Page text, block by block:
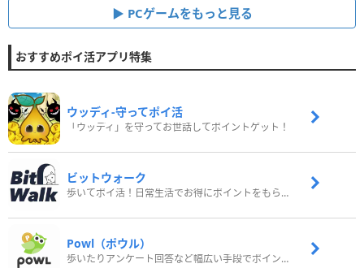
PCゲームをもっと見る
おすすめポイ活アプリ特集
ウッディ‐守ってポイ活
「ウッディ」を守ってお世話してポイントゲット！
ビットウォーク
歩いてポイ活！日常生活でお得にポイントをもらおう
Powl（ポウル）
歩いたりアンケート回答など幅広い手段でポイントをゲット